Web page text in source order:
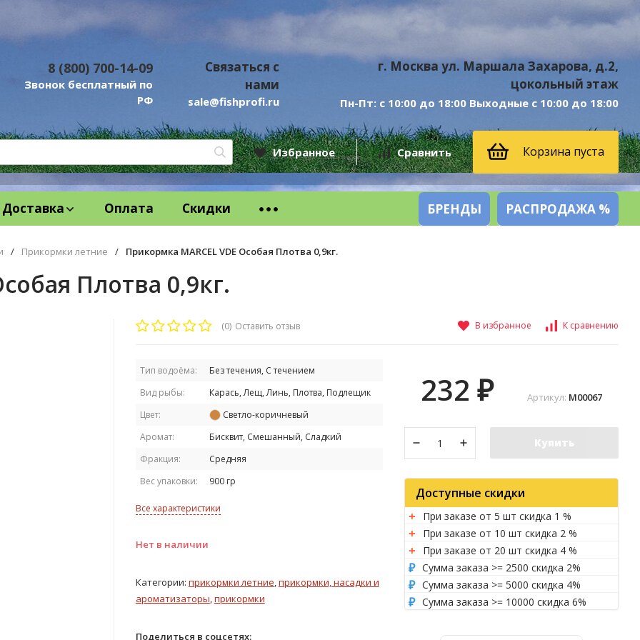
8 (800) 700-14-09
Звонок бесплатный по
РФ
Связаться с
нами
sale@fishprofi.ru
г. Москва ул. Маршала Захарова, д.2,
цокольный этаж
Пн-Пт: с 10:00 до 18:00 Выходные с 10:00 до 18:00
Избранное Сравнить Корзина пуста
Доставка Оплата Скидки БРЕНДЫ РАСПРОДАЖА %
/ Прикормки летние / Прикормка MARCEL VDE Особая Плотва 0,9кг.
Плотва 0,9кг.
(0) Оставить отзыв В избранное К сравнению
Тип водоёма:
Без течения, С течением
Вид рыбы:
Карась, Лещ, Линь, Плотва, Подлещик
Цвет:
Светло-коричневый
Аромат:
Бисквит, Смешанный, Сладкий
Фракция:
Средняя
Вес упаковки:
900 гр
Все характеристики
Нет в наличии
Категории: прикормки летние,прикормки, насадки и
ароматизаторы,прикормки
Поделиться в соцсетях:
Артикул: M00067
232 ₽
Купить
Доступные скидки
При заказе от 5 шт скидка 1 %
При заказе от 10 шт скидка 2 %
При заказе от 20 шт скидка 4 %
Сумма заказа >= 2500 скидка 2%
Сумма заказа >= 5000 скидка 4%
Сумма заказа >= 10000 скидка 6%